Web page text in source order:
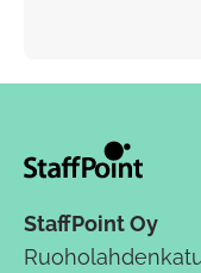
StaffPoint Oy